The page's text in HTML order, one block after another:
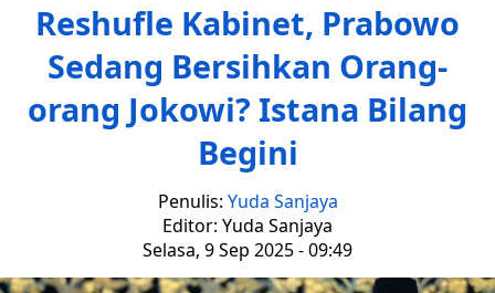
Reshufle Kabinet, Prabowo
Sedang Bersihkan Orang-
orang Jokowi? Istana Bilang
Begini
Penulis: Yuda Sanjaya
Editor: Yuda Sanjaya
Selasa, 9 Sep 2025 - 09:49